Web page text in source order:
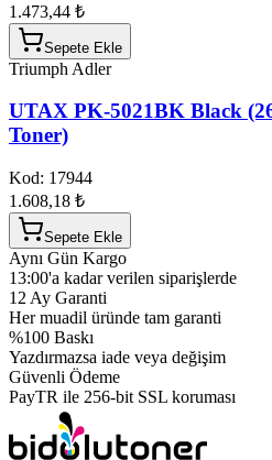
1.473,44 ₺
Sepete Ekle
Triumph Adler
UTAX PK-5021BK Black
Toner)
Kod: 17944
1.608,18 ₺
Sepete Ekle
Aynı Gün Kargo
13:00'a kadar verilen siparişlerde
12 Ay Garanti
Her muadil üründe tam garanti
%100 Baskı
Yazdırmazsa iade veya değişim
Güvenli Ödeme
PayTR ile 256-bit SSL koruması